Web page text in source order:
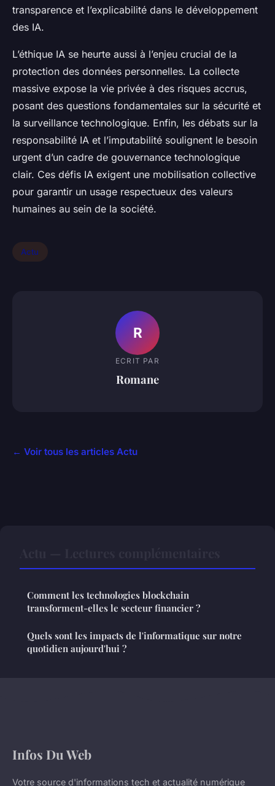
transparence et l’explicabilité dans le développement
des IA.
L’éthique IA se heurte aussi à l’enjeu crucial de la
protection des données personnelles. La collecte
massive expose la vie privée à des risques accrus,
posant des questions fondamentales sur la sécurité et
la surveillance technologique. Enfin, les débats sur la
responsabilité IA et l’imputabilité soulignent le besoin
urgent d’un cadre de gouvernance technologique
clair. Ces défis IA exigent une mobilisation collective
pour garantir un usage respectueux des valeurs
humaines au sein de la société.
Actu
R
ECRIT PAR
Romane
← Voir tous les articles Actu
Comment les technologies blockchain
transforment-elles le secteur financier ?
Quels sont les impacts de l'informatique sur notre
quotidien aujourd'hui ?
Infos Du Web
Votre source d'informations tech et actualité numérique